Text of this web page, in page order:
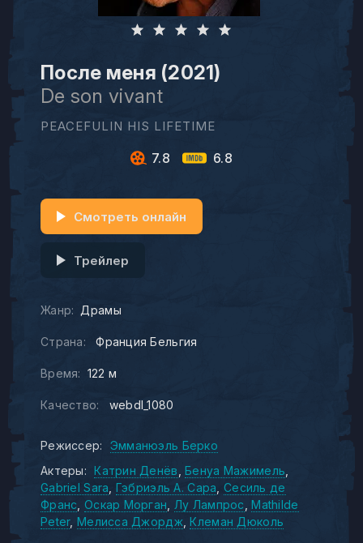
После меня (2021)
De son vivant
PEACEFULIN HIS LIFETIME
7.8 6.8
Жанр: Драмы
Страна: Франция Бельгия
Время: 122 м
Качество: webdl_1080
Смотреть онлайн
Трейлер
Режиссер:
Эмманюэль Берко
Актеры:
Катрин Денёв Бенуа Мажимель
Gabriel Sara Гэбриэль А. Сара Сесиль де
Франс Оскар Морган Лу Лампрос
Mathilde
Peter Мелисса Джордж Клеман Дюколь